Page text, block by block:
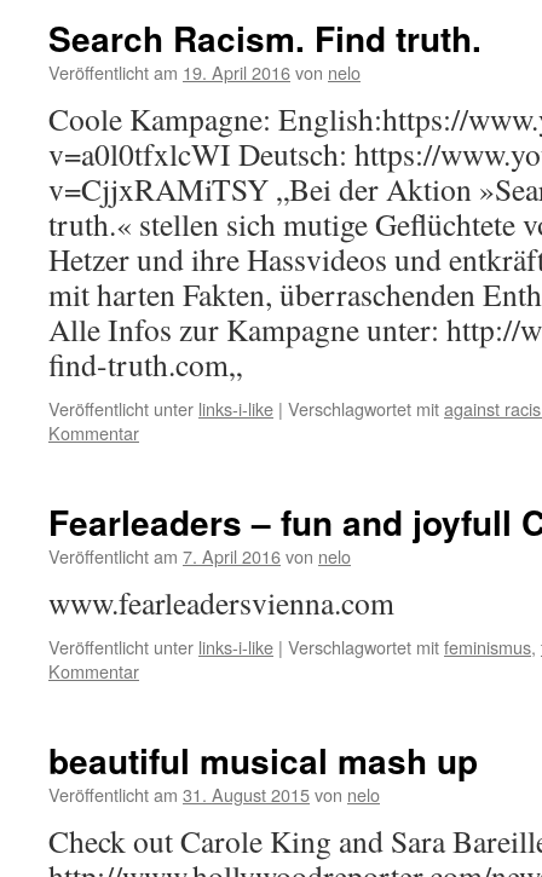
Search Racism. Find truth.
Veröffentlicht am 19. April 2016von nelo
Coole Kampagne: English:https://
v=a0l0tfxlcWI Deutsch: https://
v=CjjxRAMiTSY „Bei der Aktion
truth.« stellen sich mutige Geflüchtete
Hetzer und ihre Hassvideos und
mit harten Fakten, überraschenden
Alle Infos zur Kampagne unter: http://
find-truth.com„
Veröffentlicht unter links-i-like | Verschlagwortet mitagainst
Kommentar
Fearleaders – fun and joyfull
Veröffentlicht am 7. April 2016von nelo
www.fearleadersvienna.com
Veröffentlicht unter links-i-like | Verschlagwortet mitfeminismus,
Kommentar
beautiful musical mash up
Veröffentlicht am 31. August 2015von nelo
Check out Carole King and Sara